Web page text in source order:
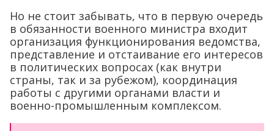
Но не стоит забывать, что в первую очередь
в обязанности военного министра входит
организация функционирования ведомства,
представление и отстаивание его интересов
в политических вопросах (как внутри
страны, так и за рубежом), координация
работы с другими органами власти и
военно-промышленным комплексом.